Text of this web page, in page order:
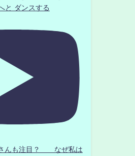
と ダンスする
さんも注目？ なぜ私は